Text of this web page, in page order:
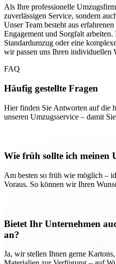
Als Ihre professionelle
zuverlässigen Service, sondern
Unser Team besteht aus
Engagement und Sorgfalt arbeiten.
Standardumzug oder eine
wir passen uns Ihren individuellen
FAQ
Häufig gestellte Fragen
Hier finden Sie Antworten auf die
unseren Umzugsservice – damit
Wie früh sollte ich meinen
Am besten so früh wie möglich –
Voraus. So können wir Ihren
Bietet Ihr Unternehmen
an?
Ja, wir stellen Ihnen gerne